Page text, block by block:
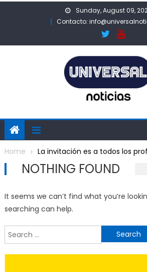
Sunday, August 09,
Contacto:
Home La invitación es a todos los
NOTHING FOUND
It seems we can’t find what you’re
searching can help.